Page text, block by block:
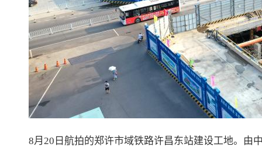
8月20日航拍的郑许市域铁路许昌东站建设工地。由